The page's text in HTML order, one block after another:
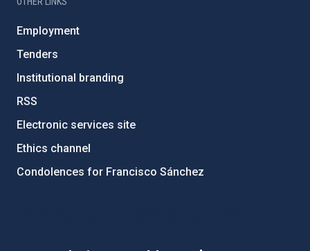
Employment
Tenders
Institutional branding
RSS
Electronic services site
Ethics channel
Condolences for Francisco Sánchez